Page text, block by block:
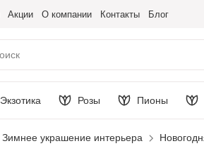
Акции О компании Контакты Блог
Экзотика Розы Пионы
Зимнее украшение интерьера